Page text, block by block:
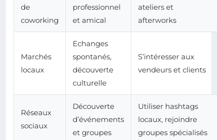
de
coworking
professionnel
et amical
ateliers et
afterworks
Marchés
locaux
Echanges
spontanés,
découverte
culturelle
S’intéresser aux
vendeurs et clients
Réseaux
sociaux
Découverte
d’événements
et groupes
Utiliser hashtags
locaux, rejoindre
groupes spécialisés